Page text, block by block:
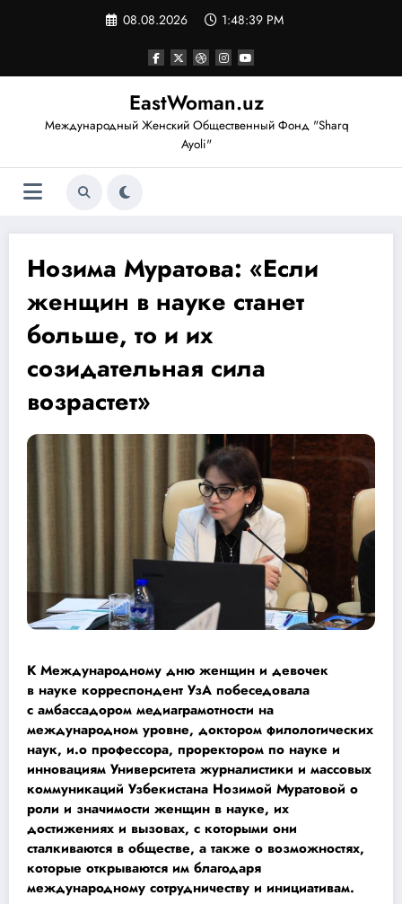
08.08.2026 1:48:40 PM
EastWoman.uz
Международный Женский Общественный Фонд "Sharq
Ayoli"
Нозима Муратова: «Если
женщин в науке станет
больше, то и их
созидательная сила
возрастет»
К Международному дню женщин и девочек
в науке корреспондент УзА побеседовала
с амбассадором медиаграмотности на
международном уровне, доктором филологических
наук, и.о профессора, проректором по науке и
инновациям Университета журналистики и массовых
коммуникаций Узбекистана Нозимой Муратовой о
роли и значимости женщин в науке, их
достижениях и вызовах, с которыми они
сталкиваются в обществе, а также о возможностях,
которые открываются им благодаря
международному сотрудничеству и инициативам.